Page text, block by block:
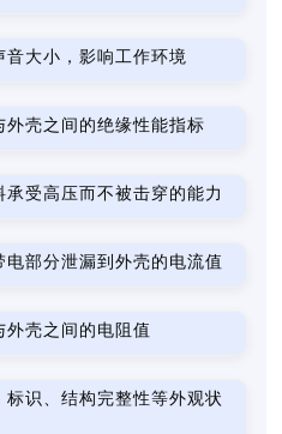
大小，影响工作环境
壳之间的绝缘性能指标
受高压而不被击穿的能力
部分泄漏到外壳的电流值
壳之间的电阻值
识、结构完整性等外观状